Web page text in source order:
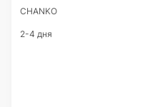
CHANKO
2-4 дня